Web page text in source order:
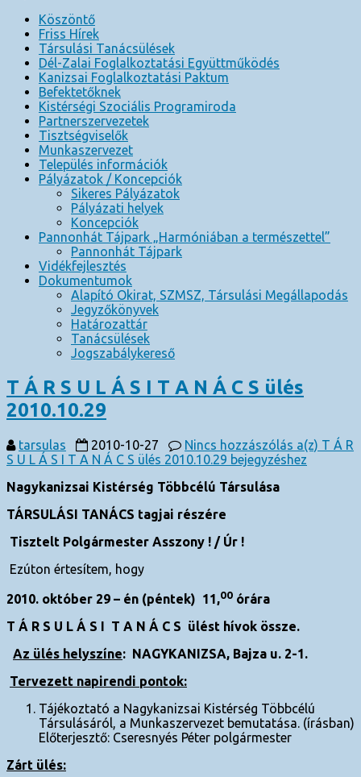
Köszöntő
Friss Hírek
Társulási Tanácsülések
Dél-Zalai Foglalkoztatási Együttműködés
Kanizsai Foglalkoztatási Paktum
Befektetőknek
Kistérségi Szociális Programiroda
Partnerszervezetek
Tisztségviselők
Munkaszervezet
Település információk
Pályázatok / Koncepciók
Sikeres Pályázatok
Pályázati helyek
Koncepciók
Pannonhát Tájpark „Harmóniában a természettel”
Pannonhát Tájpark
Vidékfejlesztés
Dokumentumok
Alapító Okirat, SZMSZ, Társulási Megállapodás
Jegyzőkönyvek
Határozattár
Tanácsülések
Jogszabálykereső
T Á R S U L Á S I T A N Á C S ülés
2010.10.29
tarsulas 2010-10-27 Nincs hozzászólás a(z) T Á R
S U L Á S I T A N Á C S ülés 2010.10.29 bejegyzéshez
Nagykanizsai Kistérség Többcélú Társulása
TÁRSULÁSI TANÁCS tagjai részére
Tisztelt Polgármester Asszony ! / Úr !
Ezúton értesítem, hogy
2010. október 29 – én (péntek) 11,00 órára
T Á R S U L Á S I T A N Á C S ülést hívok össze.
Az ülés helyszíne: NAGYKANIZSA, Bajza u. 2-1.
Tervezett napirendi pontok:
Tájékoztató a Nagykanizsai Kistérség Többcélú
Társulásáról, a Munkaszervezet bemutatása. (írásban)
Előterjesztő: Cseresnyés Péter polgármester
Zárt ülés: